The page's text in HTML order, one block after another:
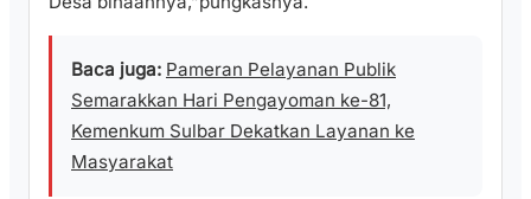
Baca juga: Pameran Pelayanan Publik
Semarakkan Hari Pengayoman ke-81,
Kemenkum Sulbar Dekatkan Layanan ke
Masyarakat